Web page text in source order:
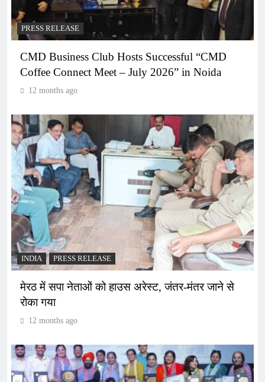
PRESS RELEASE
CMD Business Club Hosts Successful “CMD
Coffee Connect Meet – July 2026” in Noida
12 months ago
INDIA PRESS RELEASE
मेरठ में सपा नेताओं को हाउस अरेस्ट, जंतर-मंतर जाने से
रोका गया
12 months ago